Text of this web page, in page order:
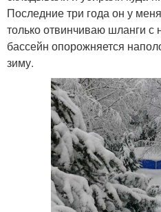
Последние три года он у
только отвинчиваю шланги с
бассейн опорожняется
зиму.